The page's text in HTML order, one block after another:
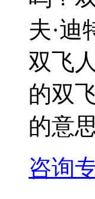
夫·迪
双飞
的双
的意
咨询